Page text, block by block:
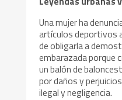
Una mujer ha
artículos deportivos
de obligarla a
embarazada porque
un balón de
por daños y
ilegal y negligencia.